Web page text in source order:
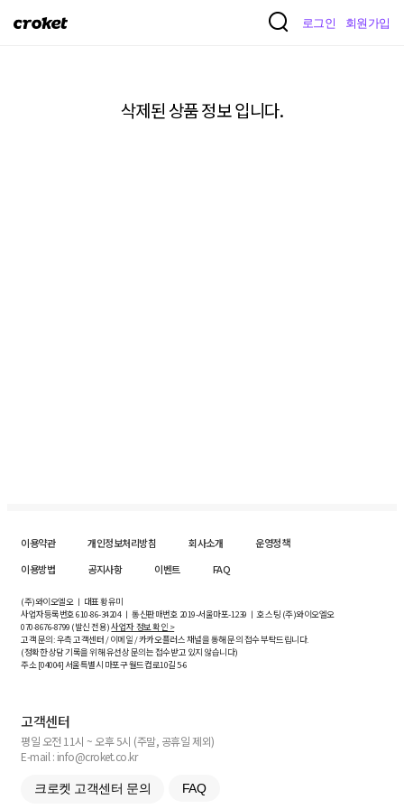
크
로그인 회원가입
삭제된 상품 정보 입니다.
이용약관 개인정보처리방침 회사소개
운영정책
이용방법
공지사항 이벤트 FAQ
(주)와이오엘오 ㅣ 대표 황유미
사업자등록번호610-86-34204ㅣ 통신판매번호 2019-서울마포-1239 ㅣ 호스팅 (주)와이오엘오
070-8676-8799 (발신 전용)사업자 정보 확인 >
고객 문의: 우측 고객센터 / 이메일 / 카카오플러스 채널을 통해 문의 접수 부탁드립니다.
(정확한 상담 기록을 위해 유선상 문의는 접수받고 있지 않습니다)
주소 [04004] 서울특별시 마포구 월드컵로10길5-6
고객센터
평일 오전 11시 ~ 오후 5시 (주말, 공휴일 제외)
E-mail : info@croket.co.kr
크로켓 고객센터 문의 FAQ